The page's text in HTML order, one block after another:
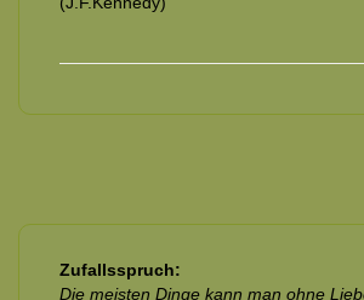
Zufallsspruch:
Die meisten Dinge kann man ohne